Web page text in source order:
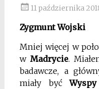
11 października
Zygmunt Wojski
Mniej więcej w
w Madrycie.
badawcze, a
miały być